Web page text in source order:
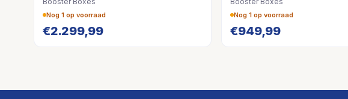
Nog 1 op voorraad
€2.299,99
Nog 1 op voorraad
€949,99